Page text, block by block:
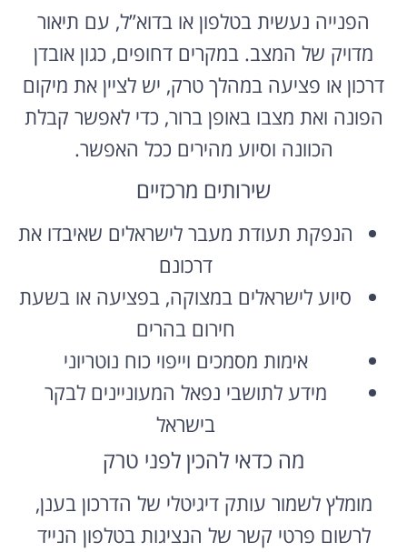
הפנייה נעשית בטלפון או בדוא”ל, עם תיאור
מדויק של המצב. במקרים דחופים, כגון אובדן
דרכון או פציעה במהלך טרק, יש לציין את מיקום
הפונה ואת מצבו באופן ברור, כדי לאפשר קבלת
הכוונה וסיוע מהירים ככל האפשר.
שירותים מרכזיים
הנפקת תעודת מעבר לישראלים שאיבדו את
דרכונם
סיוע לישראלים במצוקה, בפציעה או בשעת
חירום בהרים
אימות מסמכים וייפוי כוח נוטריוני
מידע לתושבי נפאל המעוניינים לבקר
בישראל
מה כדאי להכין לפני טרק
מומלץ לשמור עותק דיגיטלי של הדרכון בענן,
לרשום פרטי קשר של הנציגות בטלפון הנייד